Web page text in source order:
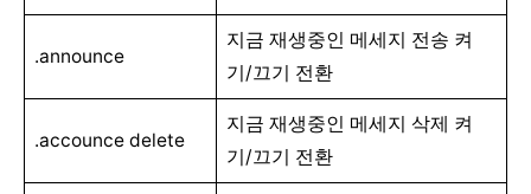
.announce
지금 재생중인 메세지 전송 켜
기/끄기 전환
.accounce delete
지금 재생중인 메세지 삭제 켜
기/끄기 전환